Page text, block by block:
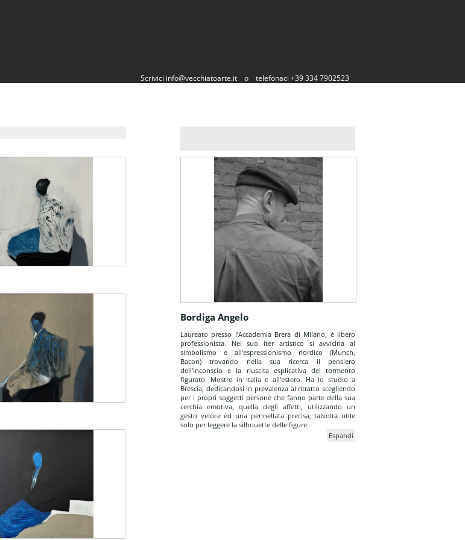
Scrivici info@vecchiatoarte.it o telefonaci +39 334 7902523
Bordiga Angelo
Laureato presso l’Accademia Brera di Milano, è libero
professionista. Nel suo iter artistico si avvicina al
simbolismo e all’espressionismo nordico (Munch,
Bacon) trovando nella sua ricerca il pensiero
dell’inconscio e la riuscita esplicativa del tormento
figurato. Mostre in Italia e all’estero. Ha lo studio a
Brescia, dedicandosi in prevalenza al ritratto scegliendo
per i propri soggetti persone che fanno parte della sua
cerchia emotiva, quella degli affetti, utilizzando un
gesto veloce ed una pennellata precisa, talvolta utile
solo per leggere la silhouette delle figure.
Espandi